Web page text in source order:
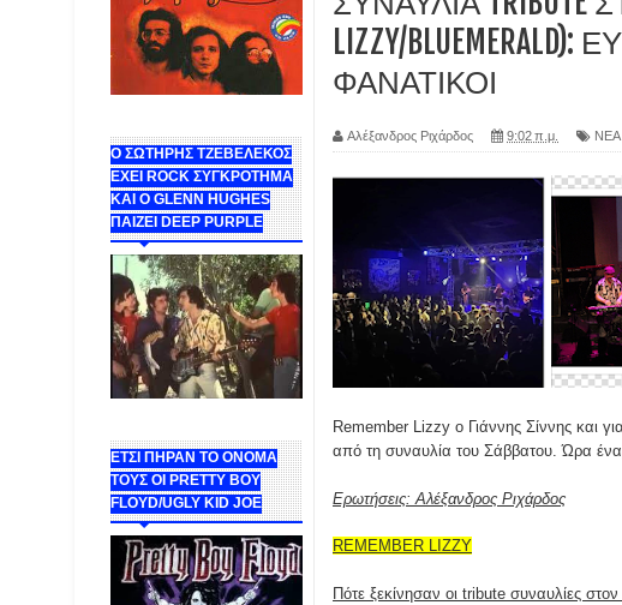
Ο ΣΩΤΗΡΗΣ ΤΖΕΒΕΛΕΚΟΣ
ΕΧΕΙ ROCK ΣΥΓΚΡΟΤΗΜΑ
ΚΑΙ Ο GLENN HUGHES
ΠΑΙΖΕΙ DEEP PURPLE
ΕΤΣΙ ΠΗΡΑΝ ΤΟ ΟΝΟΜΑ
ΤΟΥΣ ΟΙ PRETTY BOY
FLOYD/UGLY KID JOE
LIZZY/
ΦΑΝΑΤΙΚΟΙ
Αλέξανδρος Ριχάρδος 9:02 π.μ. ΝΕΑ
Remember Lizzy ο Γιάννης Σίννης και
από τη συναυλία του Σάββατου. Ώρα
Ερωτήσεις: Αλέξανδρος Ριχάρδος
REMEMBER LIZZY
Πότε ξεκίνησαν οι tribute συναυλίες